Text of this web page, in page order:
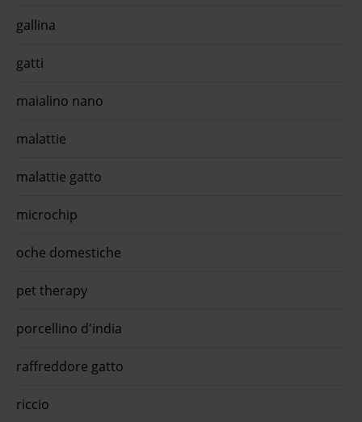
gallina
gatti
maialino nano
malattie
malattie gatto
microchip
oche domestiche
pet therapy
porcellino d'india
raffreddore gatto
riccio